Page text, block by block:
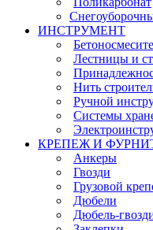
ИНСТРУМЕНТ
Лестницы и
Нить
Ручной
Системы
КРЕПЕЖ И
Анкеры
Гвозди
Грузовой
Дюбели
Дюбель-